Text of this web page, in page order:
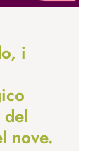
i
nove.